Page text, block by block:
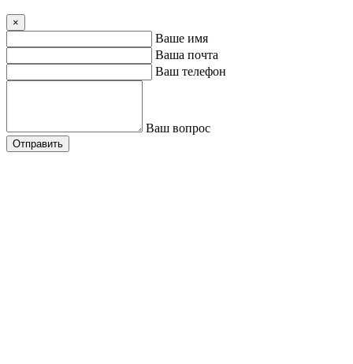
×
Ваше имя
Ваша почта
Ваш телефон
Ваш вопрос
Отправить